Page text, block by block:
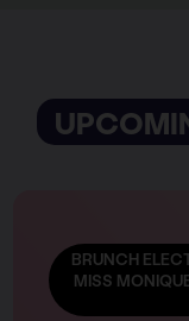
BRUNCH
MISS